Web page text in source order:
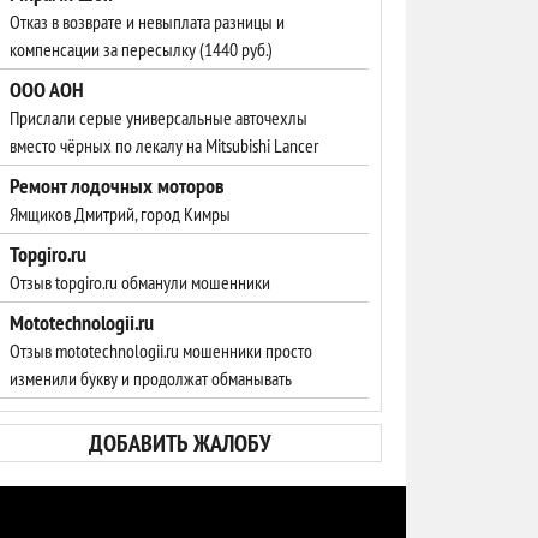
Отказ в возврате и невыплата разницы и
компенсации за пересылку (1440 руб.)
ООО АОН
Прислали серые универсальные авточехлы
вместо чёрных по лекалу на Mitsubishi Lancer
Ремонт лодочных моторов
Ямщиков Дмитрий, город Кимры
Topgiro.ru
Отзыв topgiro.ru обманули мошенники
Mototechnologii.ru
Отзыв mototechnologii.ru мошенники просто
изменили букву и продолжат обманывать
ДОБАВИТЬ ЖАЛОБУ